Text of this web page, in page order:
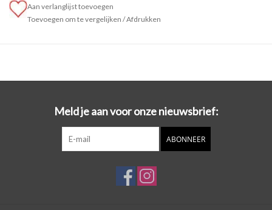
Aan verlanglijst toevoegen
Toevoegen om te vergelijken /Afdrukken
Meld je aan voor onze nieuwsbrief:
ABONNEER